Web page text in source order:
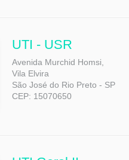
UTI - USR
Avenida Murchid Homsi,
Vila Elvira
São José do Rio Preto - SP
CEP: 15070650